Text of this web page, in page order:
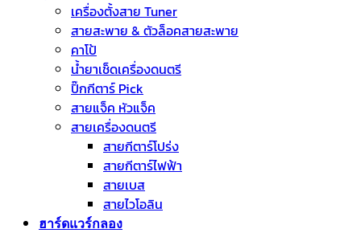
เครื่องตั้งสาย Tuner
สายสะพาย & ตัวล็อคสายสะพาย
คาโป้
น้ำยาเช็ดเครื่องดนตรี
ปิ๊กกีตาร์ Pick
สายแจ็ค หัวแจ็ค
สายเครื่องดนตรี
สายกีตาร์โปร่ง
สายกีตาร์ไฟฟ้า
สายเบส
สายไวโอลิน
ฮาร์ดแวร์กลอง